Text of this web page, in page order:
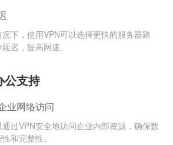
下，使用VPN可以选择更快的服务器路
迟，提高网速。
公支持
业网络访问
通过VPN安全地访问企业内部资源，确保数
和完整性。